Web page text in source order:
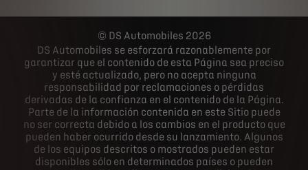
DS Automobiles 2026
DS Automobiles se esforzará razonablemente por
garantizar que el contenido de esta Página sea preciso
y esté actualizado, pero no acepta ninguna
responsabilidad por reclamaciones o pérdidas
derivadas de la confianza en el contenido de la Página.
Parte de la información contenida en este Sitio puede
no ser correcta debido a los cambios en el producto que
pueden haber ocurrido desde su lanzamiento. Algunos
de los equipos descritos o mostrados pueden estar
disponibles sólo en determinados países o pueden